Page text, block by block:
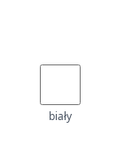
biały